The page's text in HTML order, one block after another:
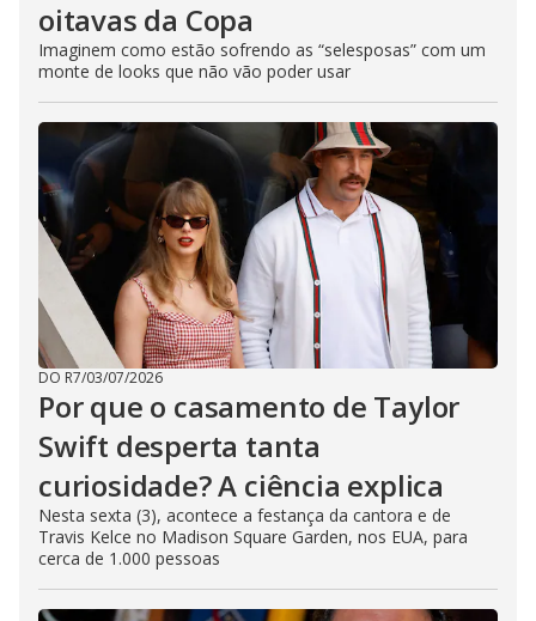
oitavas da Copa
Imaginem como estão sofrendo as “selesposas” com um
monte de looks que não vão poder usar
DO R7/03/07/2026
Por que o casamento de Taylor
Swift desperta tanta
curiosidade? A ciência explica
Nesta sexta (3), acontece a festança da cantora e de
Travis Kelce no Madison Square Garden, nos EUA, para
cerca de 1.000 pessoas